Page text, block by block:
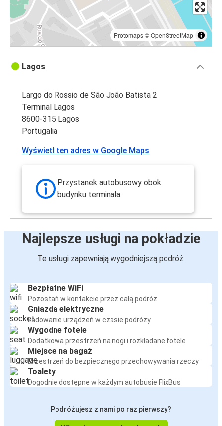
Protomaps©OpenStreetMap
Lagos
Largo do Rossio de São João Batista 2
Terminal Lagos
8600-315 Lagos
Portugalia
Wyświetl ten adres w Google Maps
Przystanek autobusowy obok
budynku terminala.
Najlepsze usługi na pokładzie
Te usługi zapewniają wygodniejszą podróż:
Bezpłatne WiFi
Pozostań w kontakcie przez całą podróż
Gniazda elektryczne
Ładowanie urządzeń w czasie podróży
Wygodne fotele
Dodatkowa przestrzeń na nogi i rozkładane fotele
Miejsce na bagaż
Przestrzeń do bezpiecznego przechowywania rzeczy
Toalety
Dogodnie dostępne w każdym autobusie FlixBus
Podróżujesz z nami po raz pierwszy?